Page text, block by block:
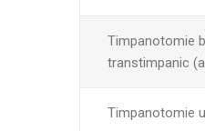
Timpanotomie
transtimpanic
Timpanotomie